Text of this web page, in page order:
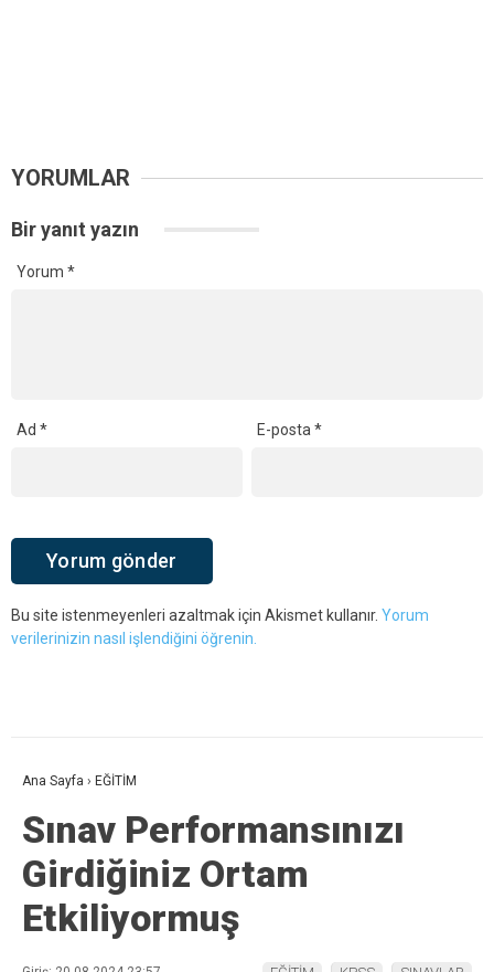
YORUMLAR
Bir yanıt yazın
Yorum *
Ad * E-posta*
Bu site istenmeyenleri azaltmak için Akismet kullanır. Yorum
verilerinizin nasıl işlendiğini öğrenin.
Ana Sayfa › EĞİTİM
Sınav Performansınızı
Girdiğiniz Ortam
Etkiliyormuş